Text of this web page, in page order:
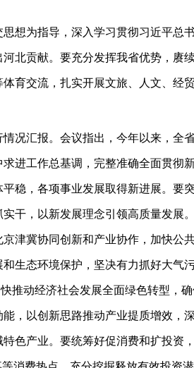
想为指导，深入学习贯彻习近平总
北贡献。要充分发挥我省优势，赓
育交流，扎实开展文旅、人文、经
况汇报。会议指出，今年以来，全
进工作总基调，完整准确全面贯彻
稳，各项事业发展取得新进展。要
干，以新发展理念引领高质量发展
津冀协同创新和产业协作，加快公
生态环境保护，坚决有力抓好大气
推动经济社会发展全面绿色转型，
，以创新思路推动产业提质增效，
色产业。要统筹好促消费和扩投资